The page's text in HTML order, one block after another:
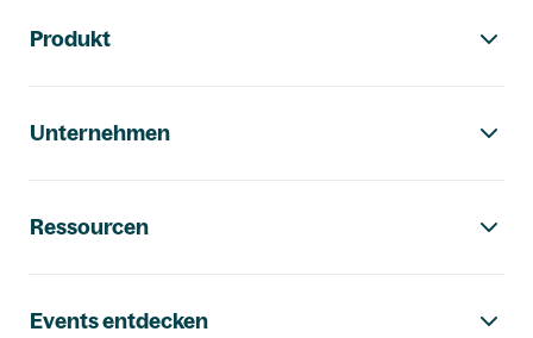
Produkt
Unternehmen
Ressourcen
Events entdecken